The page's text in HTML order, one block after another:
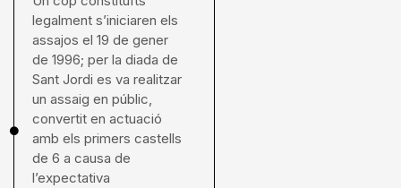
legalment s’iniciaren els
assajos el 19 de gener
de 1996; per la diada de
Sant Jordi es va realitzar
un assaig en públic,
convertit en actuació
amb els primers castells
de 6 a causa de
l’expectativa